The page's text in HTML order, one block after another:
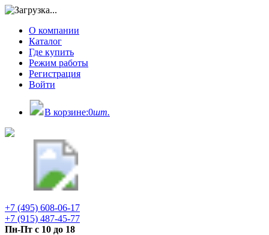
О компании
Каталог
Где купить
Режим работы
Регистрация
Войти
В корзине:0шт.
+7 (495) 608-06-17
+7 (915) 487-45-77
Пн-Пт с 10 до 18